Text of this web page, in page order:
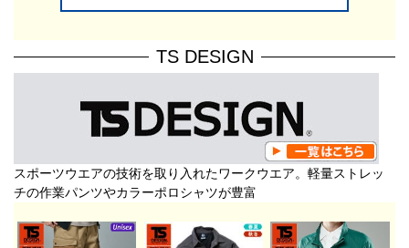
TS DESIGN
スポーツウエアの技術を取り入れたワークウエア。軽量ストレッ
チの作業パンツやカラーポロシャツが豊富